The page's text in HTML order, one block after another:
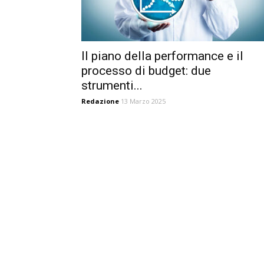
Il piano della performance e il
processo di budget: due
strumenti...
Redazione 13 Marzo 2025